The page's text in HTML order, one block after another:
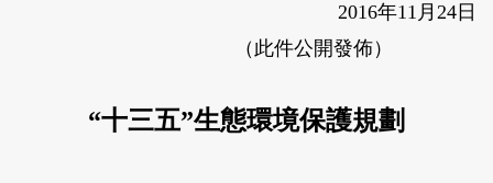
2016年11月24日
（此件公開發佈）
“十三五”生態環境保護規劃